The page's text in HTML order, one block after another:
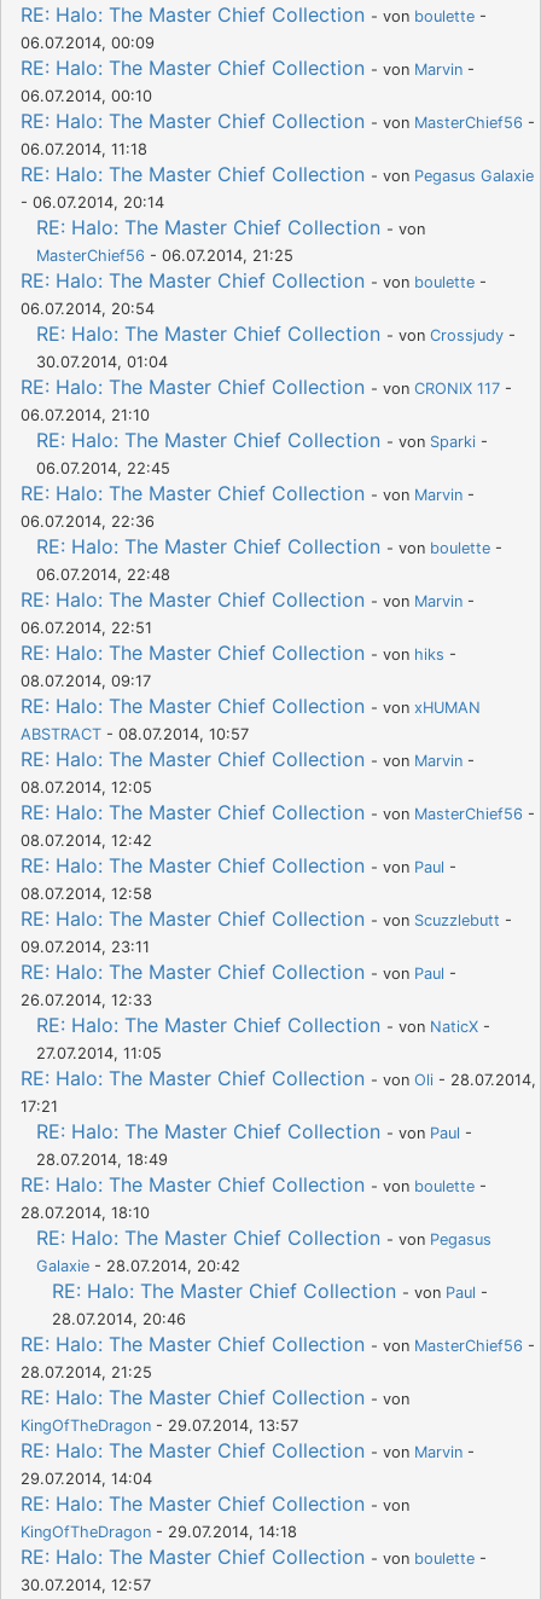
RE: Halo: The Master Chief Collection - von boulette -
06.07.2014, 00:09
RE: Halo: The Master Chief Collection - von Marvin -
06.07.2014, 00:10
RE: Halo: The Master Chief Collection - von MasterChief56 -
06.07.2014, 11:18
RE: Halo: The Master Chief Collection - von Pegasus Galaxie
- 06.07.2014, 20:14
RE: Halo: The Master Chief Collection - von
MasterChief56 - 06.07.2014, 21:25
RE: Halo: The Master Chief Collection - von boulette -
06.07.2014, 20:54
RE: Halo: The Master Chief Collection - von Crossjudy -
30.07.2014, 01:04
RE: Halo: The Master Chief Collection - von CRONIX 117 -
06.07.2014, 21:10
RE: Halo: The Master Chief Collection - von Sparki -
06.07.2014, 22:45
RE: Halo: The Master Chief Collection - von Marvin -
06.07.2014, 22:36
RE: Halo: The Master Chief Collection - von boulette -
06.07.2014, 22:48
RE: Halo: The Master Chief Collection - von Marvin -
06.07.2014, 22:51
RE: Halo: The Master Chief Collection - von hiks -
08.07.2014, 09:17
RE: Halo: The Master Chief Collection - von xHUMAN
ABSTRACT - 08.07.2014, 10:57
RE: Halo: The Master Chief Collection - von Marvin -
08.07.2014, 12:05
RE: Halo: The Master Chief Collection - von MasterChief56 -
08.07.2014, 12:42
RE: Halo: The Master Chief Collection - von Paul -
08.07.2014, 12:58
RE: Halo: The Master Chief Collection - von Scuzzlebutt -
09.07.2014, 23:11
RE: Halo: The Master Chief Collection - von Paul -
26.07.2014, 12:33
RE: Halo: The Master Chief Collection - von NaticX -
27.07.2014, 11:05
RE: Halo: The Master Chief Collection - von Oli - 28.07.2014,
17:21
RE: Halo: The Master Chief Collection - von Paul -
28.07.2014, 18:49
RE: Halo: The Master Chief Collection - von boulette -
28.07.2014, 18:10
RE: Halo: The Master Chief Collection - von Pegasus
Galaxie - 28.07.2014, 20:42
RE: Halo: The Master Chief Collection - von Paul -
28.07.2014, 20:46
RE: Halo: The Master Chief Collection - von MasterChief56 -
28.07.2014, 21:25
RE: Halo: The Master Chief Collection - von
KingOfTheDragon - 29.07.2014, 13:57
RE: Halo: The Master Chief Collection - von Marvin -
29.07.2014, 14:04
RE: Halo: The Master Chief Collection - von
KingOfTheDragon - 29.07.2014, 14:18
RE: Halo: The Master Chief Collection - von boulette -
30.07.2014, 12:57